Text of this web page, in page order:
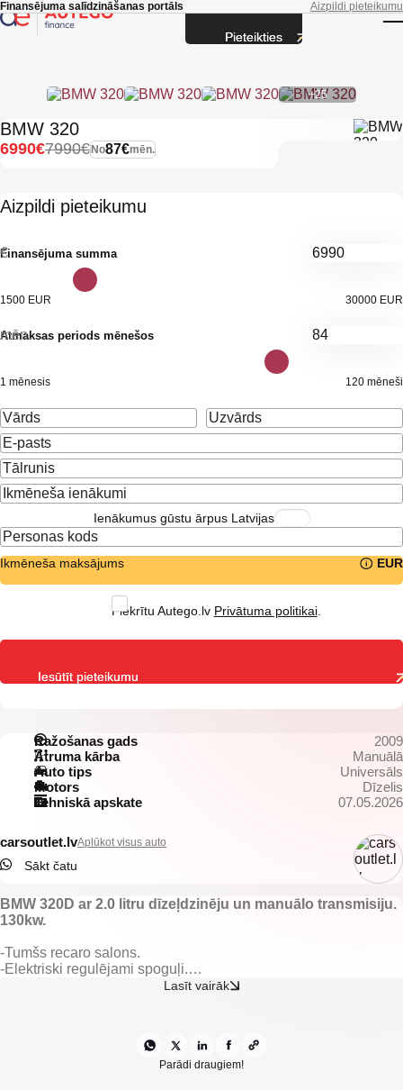
Skip to main content
Finansējuma salīdzināšanas portāls Aizpildi pieteikumu
+25
BMW 320
No87€mēn.
7990€
6990€
Aizpildi pieteikumu
Finansējuma summa
€
1500 EUR 30000 EUR
Atmaksas periods mēnešos
mēn.
1 mēnesis 120 mēneši
Ienākumus gūstu ārpus Latvijas
Ikmēneša maksājums EUR
Piekrītu Autego.lv Privātuma politikai.
Ražošanas gads
2009
Ātruma kārba
Manuālā
Auto tips
Universāls
Motors
Dīzelis
Tehniskā apskate
07.05.2026
carsoutlet.lvAplūkot visus auto
Sākt čatu
BMW 320D ar 2.0 litru dīzeļdzinēju un manuālo transmisiju.
130kw.
-Tumšs recaro salons.
-Elektriski regulējami spoguļi.
Lasīt vairāk
Parādi draugiem!